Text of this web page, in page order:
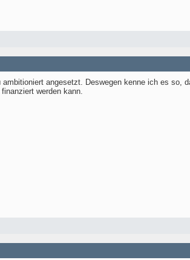
angesetzt. Deswegen kenne ich es
werden kann.